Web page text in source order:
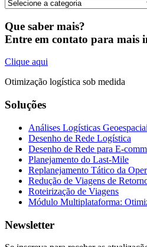
Que saber mais?
Entre em contato para mais
Clique aqui
Otimização logística sob medida
Soluções
Análises Logísticas
Desenho de Rede Logística
Desenho de Rede para E-
Planejamento do Last-Mile
Replanejamento Tático da
Redução de Viagens de
Roteirização de Viagens
Módulo Multiplataforma:
Newsletter